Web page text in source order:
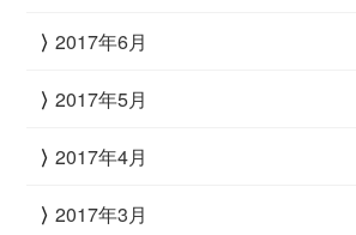
2017年6月
2017年5月
2017年4月
2017年3月